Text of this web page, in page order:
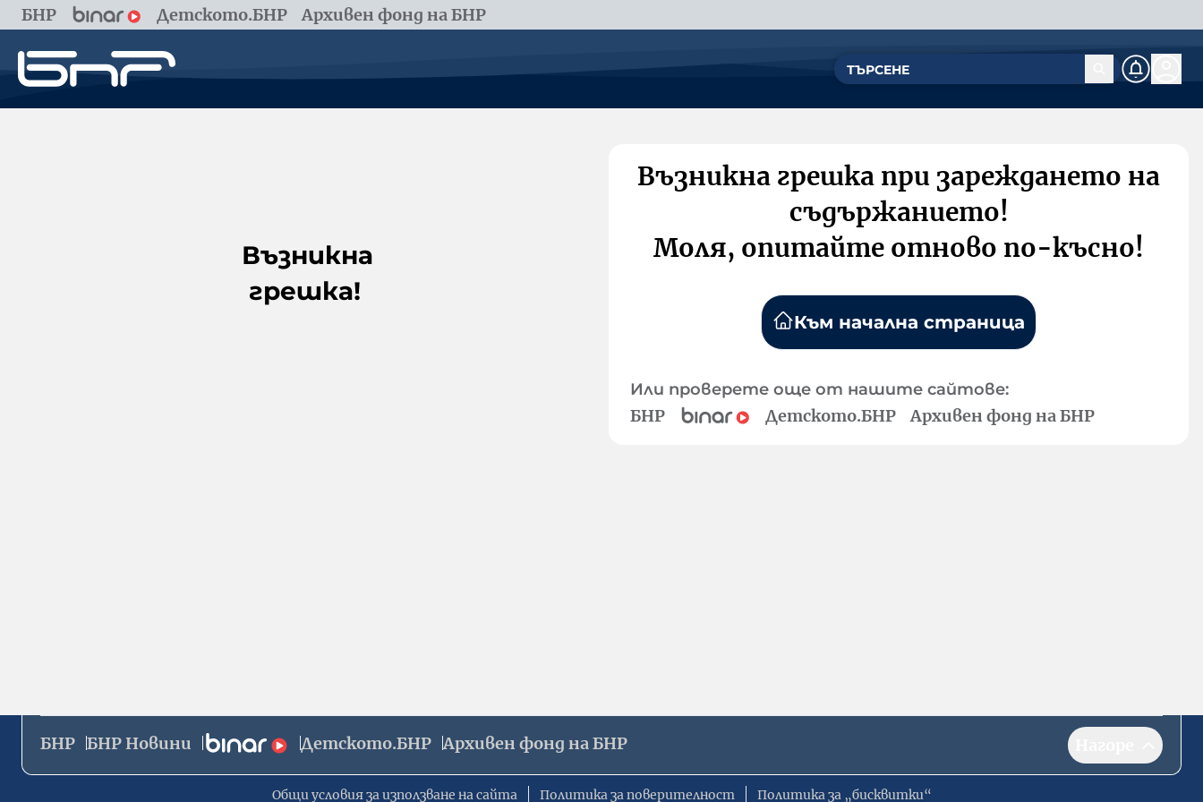
БНР Детското.БНР Архивен фонд на БНР
Възникна
грешка!
Възникна грешка при зареждането на
съдържанието!
Моля, опитайте отново по-късно!
Към начална страница
Или проверете още от нашите сайтове:
БНР Детското.БНР Архивен фонд на БНР
БНР БНР Новини Детското.БНР Архивен фонд на БНР
Общи условия за използване на сайта Политика за поверителност Политика за „бисквитки“